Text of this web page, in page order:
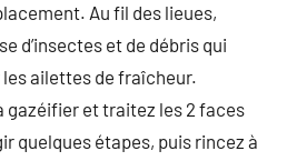
Au fil des lieues,
d’insectes et de débris qui
ailettes de fraîcheur.
gazéifier et traitez les 2 faces
quelques étapes, puis rincez à